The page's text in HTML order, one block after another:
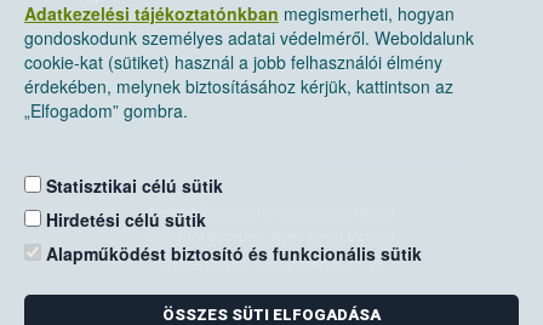
Adatkezelési tájékoztatónkban megismerheti, hogyan
gondoskodunk személyes adatai védelméről. Weboldalunk
cookie-kat (sütiket) használ a jobb felhasználói élmény
érdekében, melynek biztosításához kérjük, kattintson az
„Elfogadom” gombra.
Statisztikai célú sütik
Hirdetési célú sütik
Alapműködést biztosító és funkcionális sütik
ÖSSZES SÜTI ELFOGADÁSA
Nemzeti Élelmiszerlánc-biztonsági Hivatal
Levelezési cím: 1525 Budapest. Pf. 30.